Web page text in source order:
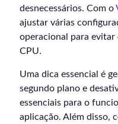
desnecessários. Com o
ajustar várias
operacional para evitar
CPU.
Uma dica essencial é
segundo plano e
essenciais para o
aplicação. Além disso,